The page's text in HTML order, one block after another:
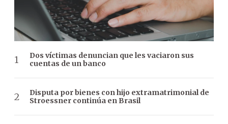
Dos víctimas denuncian que les vaciaron sus
cuentas de un banco
Disputa por bienes con hijo extramatrimonial de
Stroessner continúa en Brasil